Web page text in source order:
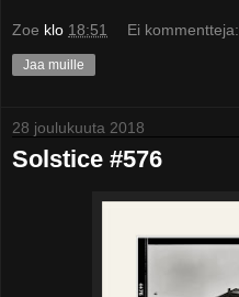
Zoe klo 18:51 Ei kommentteja:
Jaa muille
28 joulukuuta 2018
Solstice #576